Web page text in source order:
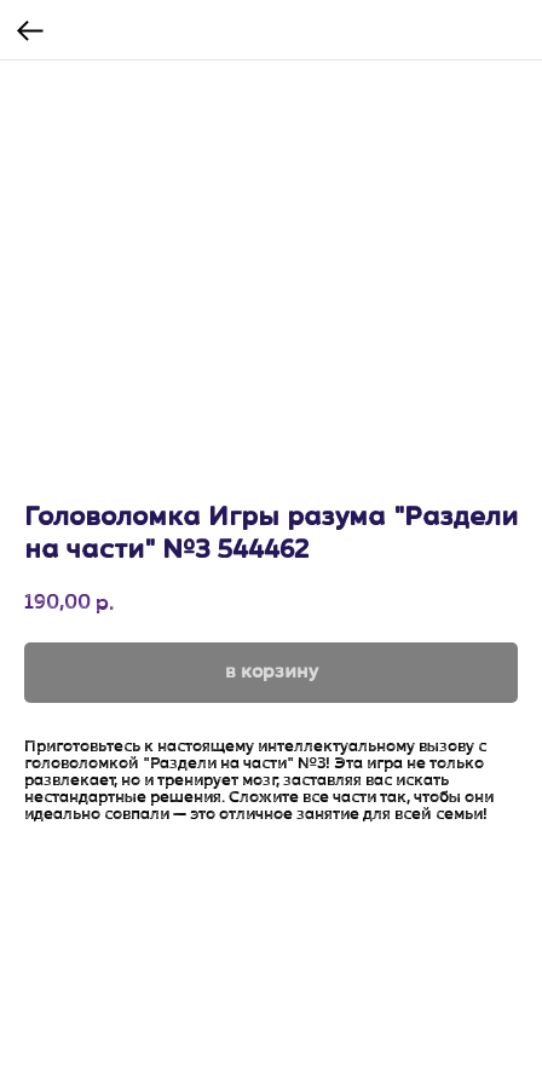
Головоломка Игры разума "Раздели
на части" №3 544462
190,00 р.
в корзину
Приготовьтесь к настоящему интеллектуальному вызову с
головоломкой "Раздели на части" №3! Эта игра не только
развлекает, но и тренирует мозг, заставляя вас искать
нестандартные решения. Сложите все части так, чтобы они
идеально совпали — это отличное занятие для всей семьи!